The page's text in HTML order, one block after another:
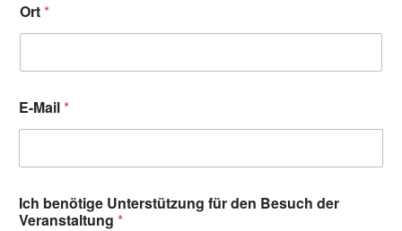
Ort*
E-Mail*
Ich benötige Unterstützung für den Besuch der
Veranstaltung *